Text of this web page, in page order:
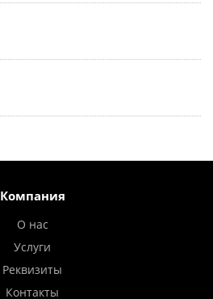
Компания
О нас
Услуги
Реквизиты
Контакты